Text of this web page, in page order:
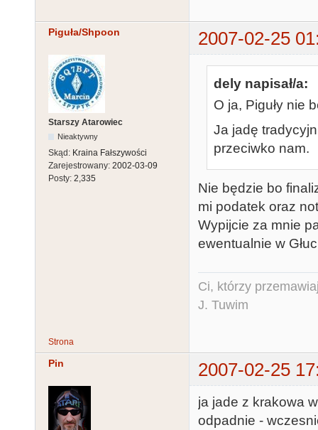
Piguła/Shpoon 2007-02-25
Starszy Atarowiec
Nieaktywny
Skąd: Kraina Fałszywości
Zarejestrowany: 2002-03-09
Posty: 2,335
dely napisał/a:
O ja, Piguły nie
Ja jadę
przeciwko nam.
Nie będzie bo
mi podatek oraz
Wypijcie za mnie
ewentualnie w
Ci, którzy
J. Tuwim
Strona
Pin 2007-02-25
ja jade z krakowa
odpadnie -